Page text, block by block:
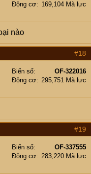
Động cơ
169,104 Mã lực
nào
#18
Biển số
OF-322016
Động cơ
295,751 Mã lực
#19
Biển số
OF-337555
Động cơ
283,220 Mã lực